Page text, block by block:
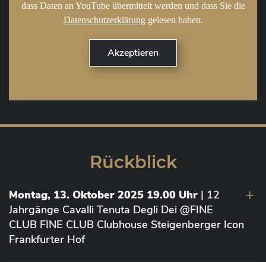
dass Daten an YouTube übermittelt werden und dass Sie die
Datenschutzerklärung gelesen haben.
Rückblick
Montag, 13. Oktober 2025 19.00 Uhr | 12
Jahrgänge Cavalli Tenuta Degli Dei @FINE
CLUB FINE CLUB Clubhouse Steigenberger Icon
Frankfurter Hof